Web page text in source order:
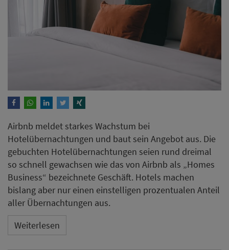
Airbnb meldet starkes Wachstum bei
Hotelübernachtungen und baut sein Angebot aus. Die
gebuchten Hotelübernachtungen seien rund dreimal
so schnell gewachsen wie das von Airbnb als „Homes
Business“ bezeichnete Geschäft. Hotels machen
bislang aber nur einen einstelligen prozentualen Anteil
aller Übernachtungen aus.
Weiterlesen